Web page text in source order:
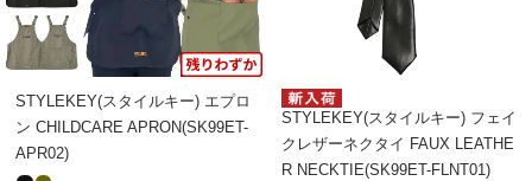
STYLEKEY(スタイルキー) エプロ
ン CHILDCARE APRON(SK99ET-
APR02)
STYLEKEY(スタイルキー) フェイ
クレザーネクタイ FAUX LEATHE
R NECKTIE(SK99ET-FLNT01)